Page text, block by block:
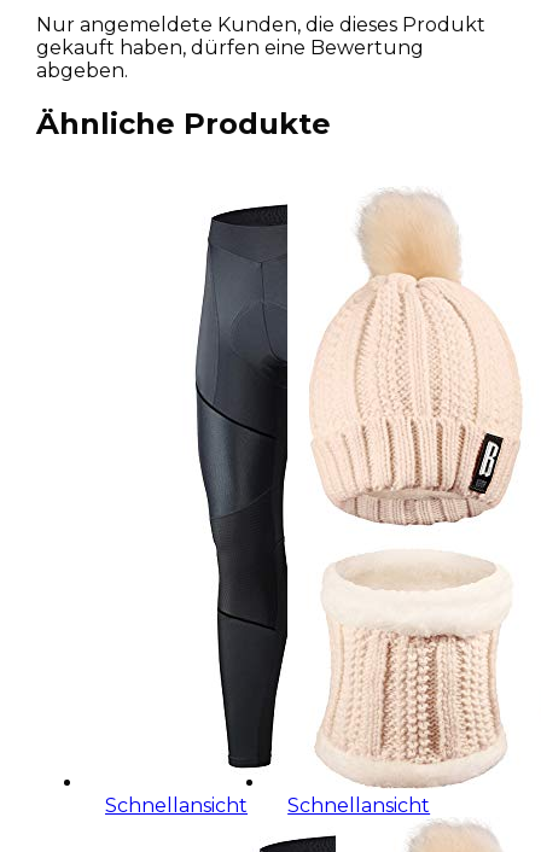
Nur angemeldete Kunden, die dieses Produkt
gekauft haben, dürfen eine Bewertung
abgeben.
Ähnliche Produkte
Schnellansicht Schnellansicht